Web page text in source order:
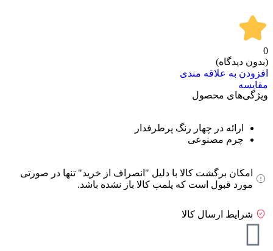
0
(بدون دیدگاه)
افزودن به علاقه مندی
مقایسه
ویژگی‌های محصول
ارائه در چهار رنگ پرطرفدار
چرم مصنوعی
امکان برگشت کالا با دلیل "انصراف از خرید" تنها در صورتی
مورد قبول است که پلمب کالا باز نشده باشد.
شرایط ارسال کالا